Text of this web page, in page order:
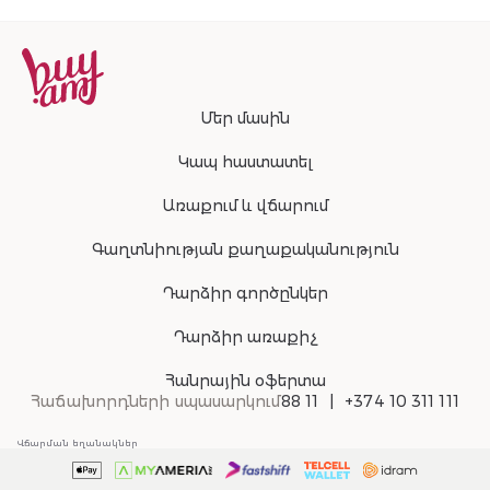
Մեր մասին
Կապ հաստատել
Առաքում և վճարում
Գաղտնիության քաղաքականություն
Դարձիր գործընկեր
Դարձիր առաքիչ
Հանրային օֆերտա
Հաճախորդների սպասարկում88 11 +374 10 311 111
Վճարման եղանակներ